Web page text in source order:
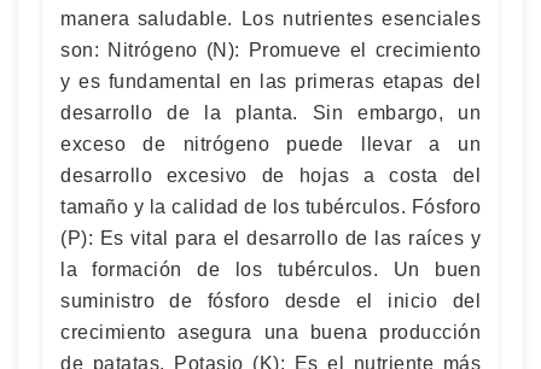
manera saludable. Los nutrientes esenciales
son: Nitrógeno (N): Promueve el crecimiento
y es fundamental en las primeras etapas del
desarrollo de la planta. Sin embargo, un
exceso de nitrógeno puede llevar a un
desarrollo excesivo de hojas a costa del
tamaño y la calidad de los tubérculos. Fósforo
(P): Es vital para el desarrollo de las raíces y
la formación de los tubérculos. Un buen
suministro de fósforo desde el inicio del
crecimiento asegura una buena producción
de patatas. Potasio (K): Es el nutriente más